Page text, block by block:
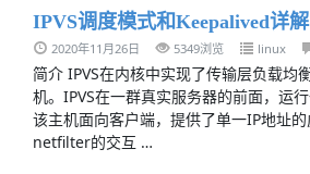
IPVS调度模式和Keepalived详解
2020年11月26日 5349浏览 linux
简介 IPVS在内核中实现了传输层负载均
机。IPVS在一群真实服务器的前面，运行
该主机面向客户端，提供了单一IP地址
netfilter的交互 …